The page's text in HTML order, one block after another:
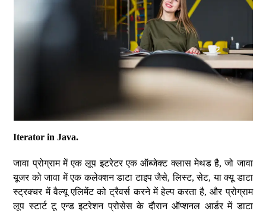
Iterator in Java.
जावा प्रोग्राम में एक लूप इटरेटर एक ऑब्जेक्ट क्लास मेथड है, जो जावा
यूजर को जावा में एक कलेक्शन डाटा टाइप जैसे, लिस्ट, सेट, या क्यू डाटा
स्ट्रक्चर में वैल्यू एलिमेंट को ट्रैवर्स करने में हेल्प करता है, और प्रोग्राम
लूप स्टार्ट टू एन्ड इटरेशन प्रोसेस के दौरान ऑप्शनल आर्डर में डाटा